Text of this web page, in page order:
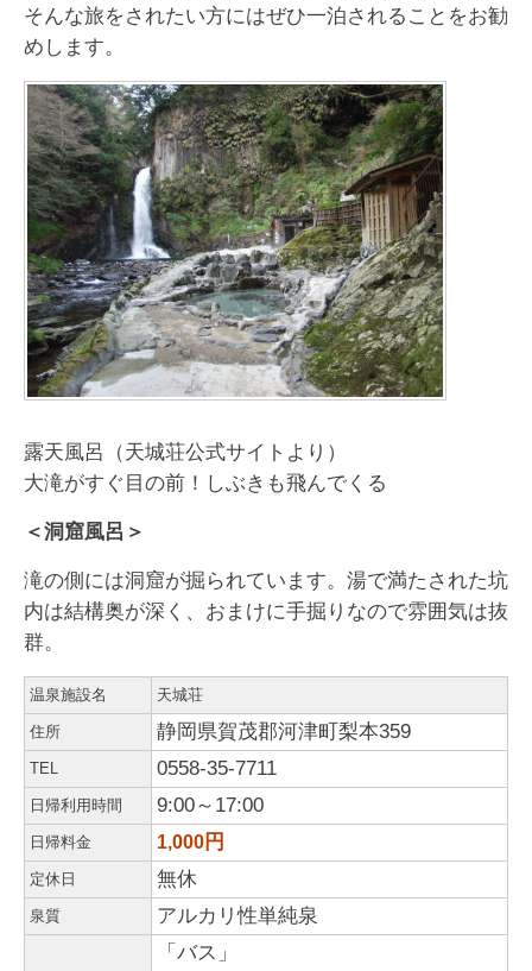
そんな旅をされたい方にはぜひ一泊されることをお勧
めします。
露天風呂（天城荘公式サイトより）
大滝がすぐ目の前！しぶきも飛んでくる
＜洞窟風呂＞
滝の側には洞窟が掘られています。湯で満たされた坑
内は結構奥が深く、おまけに手掘りなので雰囲気は抜
群。
温泉施設名 天城荘
住所 静岡県賀茂郡河津町梨本359
TEL 0558-35-7711
日帰利用時間 9:00～17:00
日帰料金 1,000円
定休日 無休
泉質
アルカリ性単純泉
「バス」